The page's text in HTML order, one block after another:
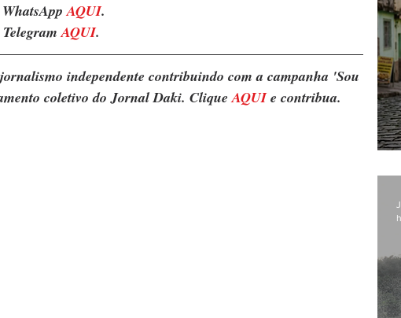
WhatsApp AQUI.
Telegram AQUI.
independente contribuindo com a campanha 'Sou
coletivo do Jornal Daki. Clique AQUI e contribua.